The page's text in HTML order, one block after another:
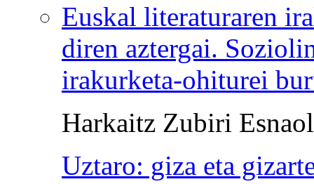
Euskal literaturaren
diren aztergai.
irakurketa-ohiturei
Harkaitz Zubiri
Uztaro: giza eta